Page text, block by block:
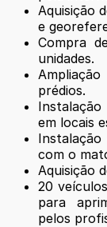
Aquisição
e
Compra
unidades.
prédios.
em locais
com o
Aquisição
20
para
pelos